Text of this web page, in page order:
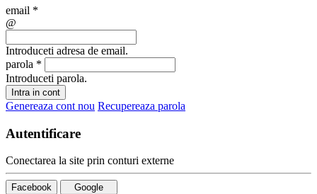
email *
@
Introduceti adresa de email.
parola *
Introduceti parola.
Intra in cont
Genereaza cont nou Recupereaza parola
Autentificare
Conectarea la site prin conturi externe
Facebook Google